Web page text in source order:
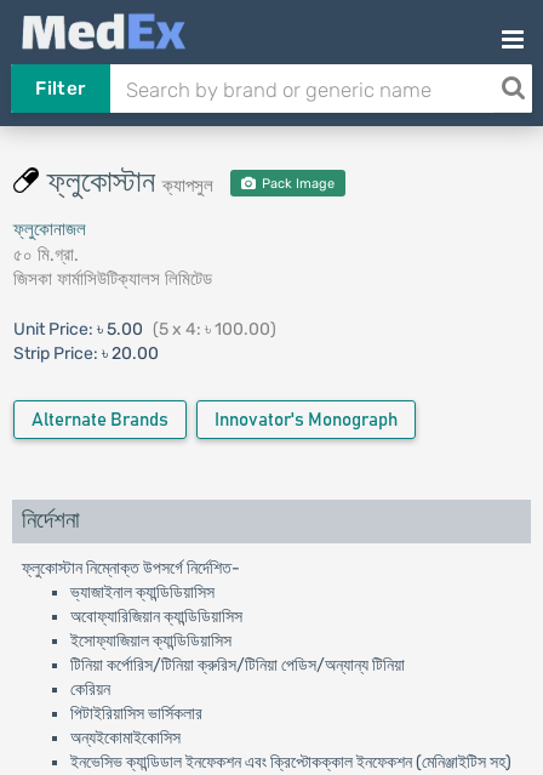
Filter
ফ্লুকোস্টানক্যাপসুল Pack Image
ফ্লুকোনাজল
৫০ মি.গ্রা.
জিসকা ফার্মাসিউটিক্যালস লিমিটেড
Unit Price: ৳ 5.00 (5 x 4: ৳ 100.00)
Strip Price: ৳ 20.00
Alternate Brands Innovator's Monograph
নির্দেশনা
ফ্লুকোস্টান নিম্নোক্ত উপসর্গে নির্দেশিত-
ভ্যাজাইনাল ক্যান্ডিডিয়াসিস
অবোফ্যারিজিয়ান ক্যান্ডিডিয়াসিস
ইসোফ্যাজিয়াল ক্যান্ডিডিয়াসিস
টিনিয়া কর্পোরিস/টিনিয়া ক্রুরিস/টিনিয়া পেডিস/অন্যান্য টিনিয়া
কেরিয়ন
পিটাইরিয়াসিস ভার্সিকলার
অন্যইকোমাইকোসিস
ইনভেসিভ ক্যান্ডিডাল ইনফেকশন এবং ক্রিপ্টোকক্কাল ইনফেকশন (মেনিঞ্জাইটিস সহ)